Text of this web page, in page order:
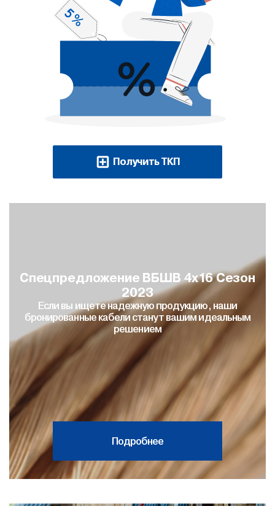
Получить ТКП
Спецпредложение ВБШВ 4х16 Сезон
2023
Если вы ищете надежную продукцию, наши
бронированные кабели станут вашим идеальным
решением
Подробнее